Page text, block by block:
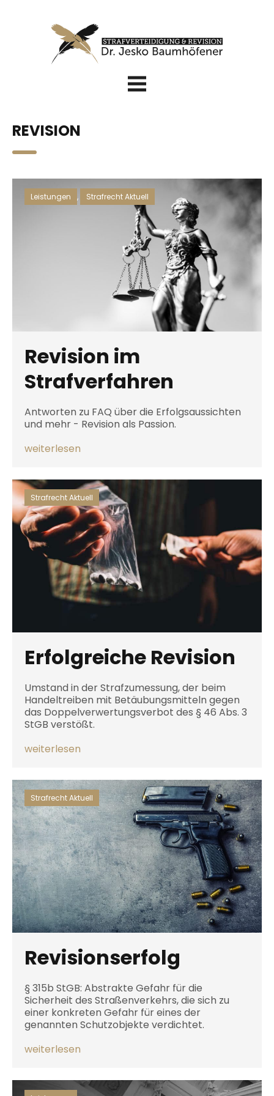
REVISION
Revision im
Strafverfahren
Antworten zu FAQ über die Erfolgsaussichten
und mehr - Revision als Passion.
weiterlesen
Leistungen , Strafrecht Aktuell
Erfolgreiche Revision
Umstand in der Strafzumessung, der beim
Handeltreiben mit Betäubungsmitteln gegen
das Doppelverwertungsverbot des § 46 Abs. 3
StGB verstößt.
weiterlesen
Strafrecht Aktuell
Revisionserfolg
§ 315b StGB: Abstrakte Gefahr für die
Sicherheit des Straßenverkehrs, die sich zu
einer konkreten Gefahr für eines der
genannten Schutzobjekte verdichtet.
weiterlesen
Strafrecht Aktuell